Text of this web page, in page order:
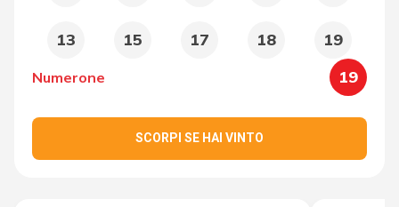
13 15 17 18 19
Numerone 19
SCORPI SE HAI VINTO